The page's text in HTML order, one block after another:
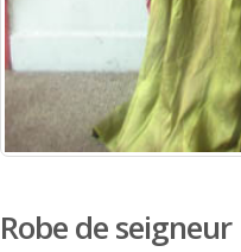
Robe de seigneur